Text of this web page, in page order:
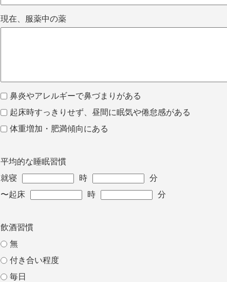
現在、服薬中の薬
鼻炎やアレルギーで鼻づまりがある
起床時すっきりせず、昼間に眠気や倦怠感がある
体重増加・肥満傾向にある
平均的な睡眠習慣
就寝
時
分
〜起床 時 分
飲酒習慣
無
付き合い程度
毎日